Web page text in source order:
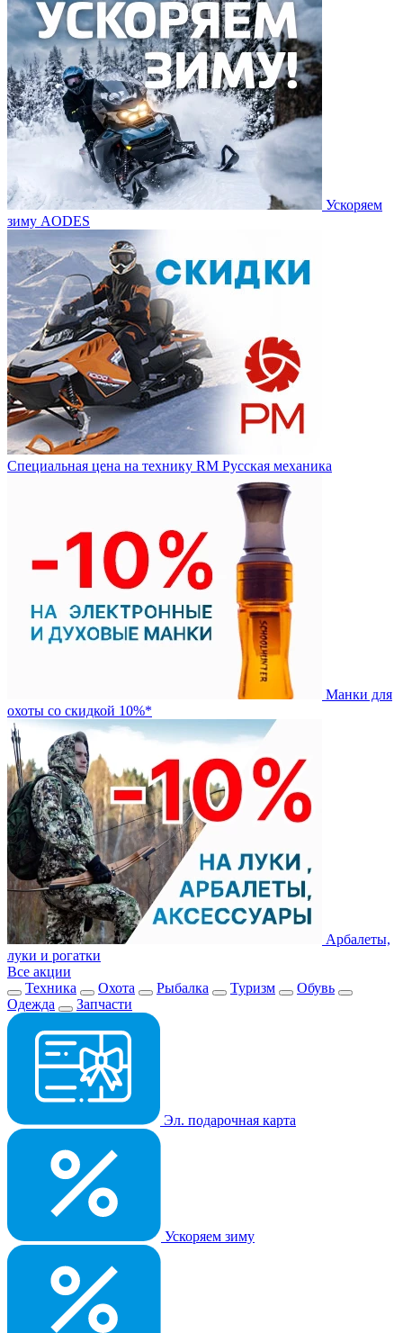
Ускоряем
зиму AODES
Специальная цена на технику RM Русская механика
Манки для
охоты со скидкой 10%*
Арбалеты,
луки и рогатки
Все акции
Техника
Охота Рыбалка Туризм
Обувь
Одежда
Запчасти
Эл. подарочная карта
Ускоряем зиму